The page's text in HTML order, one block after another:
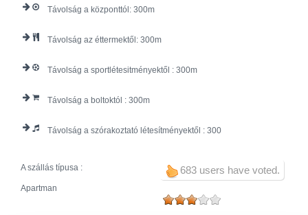
Távolság a központtól: 300
Távolság az éttermektől: 300
Távolság a sportlétesitményektől : 300
Távolság a boltoktól : 300
Távolság a szórakoztató létesítményektől : 300
683 users have voted.
A szállás típusa :
Apartman